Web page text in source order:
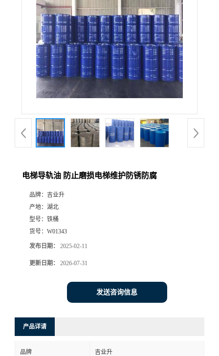
电梯导轨油 防止磨损电梯维护防锈防腐
品牌： 吉业升
产地： 湖北
型号： 铁桶
货号： W01343
发布日期： 2025-02-11
更新日期： 2026-07-31
发送咨询信息
产品详请
品牌 吉业升